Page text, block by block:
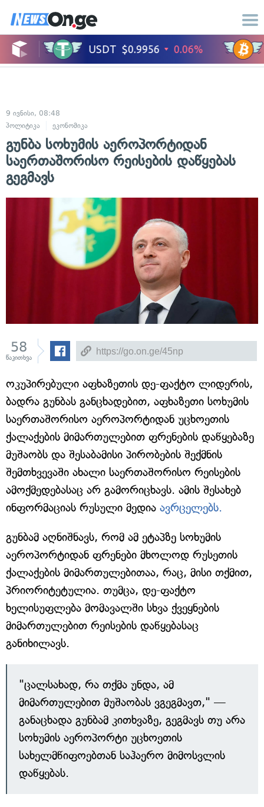
9 ივნისი, 08:48
პოლიტიკა
ეკონომიკა
გუნბა სოხუმის აეროპორტიდან
საერთაშორისო რეისების დაწყებას
გეგმავს
58
წაკითხვა
ოკუპირებული აფხაზეთის დე-ფაქტო ლიდერის,
ბადრა გუნბას განცხადებით, აფხაზეთი სოხუმის
საერთაშორისო აეროპორტიდან უცხოეთის
ქალაქების მიმართულებით ფრენების დაწყებაზე
მუშაობს და შესაბამისი პირობების შექმნის
შემთხვევაში ახალი საერთაშორისო რეისების
ამოქმედებასაც არ გამორიცხავს. ამის შესახებ
ინფორმაციას რუსული მედია ავრცელებს.
გუნბამ აღნიშნავს, რომ ამ ეტაპზე სოხუმის
აეროპორტიდან ფრენები მხოლოდ რუსეთის
ქალაქების მიმართულებითაა, რაც, მისი თქმით,
პრიორიტეტულია. თუმცა, დე-ფაქტო
ხელისუფლება მომავალში სხვა ქვეყნების
მიმართულებით რეისების დაწყებასაც
განიხილავს.
"ცალსახად, რა თქმა უნდა, ამ
მიმართულებით მუშაობას ვგეგმავთ," —
განაცხადა გუნბამ კითხვაზე, გეგმავს თუ არა
სოხუმის აეროპორტი უცხოეთის
სახელმწიფოებთან საჰაერო მიმოსვლის
დაწყებას.